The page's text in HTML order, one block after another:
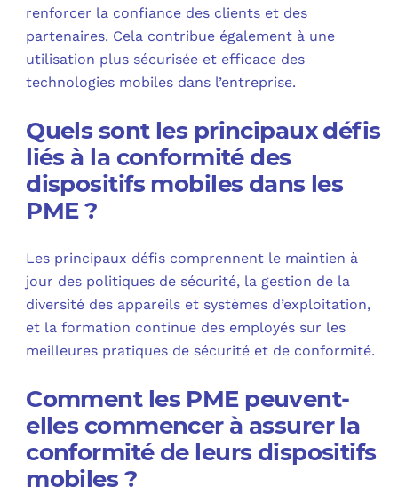
renforcer la confiance des clients et des
partenaires. Cela contribue également à une
utilisation plus sécurisée et efficace des
technologies mobiles dans l’entreprise.
Quels sont les principaux défis
liés à la conformité des
dispositifs mobiles dans les
PME ?
Les principaux défis comprennent le maintien à
jour des politiques de sécurité, la gestion de la
diversité des appareils et systèmes d’exploitation,
et la formation continue des employés sur les
meilleures pratiques de sécurité et de conformité.
Comment les PME peuvent-
elles commencer à assurer la
conformité de leurs dispositifs
mobiles ?